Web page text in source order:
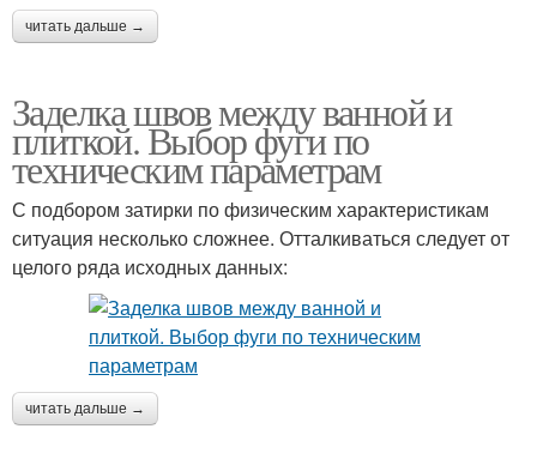
читать дальше →
Заделка швов между ванной и
плиткой. Выбор фуги по
техническим параметрам
С подбором затирки по физическим характеристикам
ситуация несколько сложнее. Отталкиваться следует от
целого ряда исходных данных:
читать дальше →